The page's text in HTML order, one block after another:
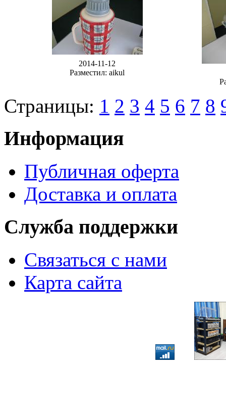
2014-11-12
Разместил: aikul
Страницы: 1 2 3 4 5 6 7 8
Информация
Публичная оферта
Доставка и оплата
Служба поддержки
Связаться с нами
Карта сайта